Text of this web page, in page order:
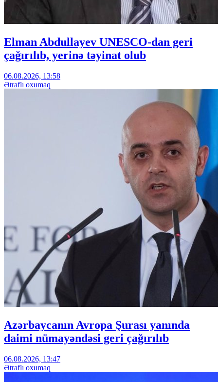
Elman Abdullayev UNESCO-dan geri
çağırılıb, yerinə təyinat olub
06.08.2026, 13:58
Ətraflı oxumaq
Azərbaycanın Avropa Şurası yanında
daimi nümayəndəsi geri çağırılıb
06.08.2026, 13:47
Ətraflı oxumaq